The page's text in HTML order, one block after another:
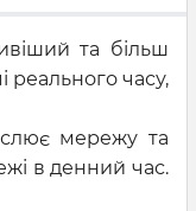
та більш
реального часу,
мережу та
в денний час.